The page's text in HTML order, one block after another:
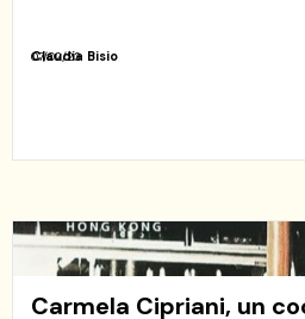
07/02/23
Claudia Bisio
Carmela Cipriani, un